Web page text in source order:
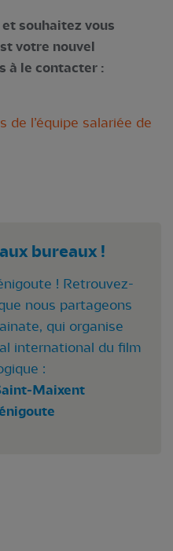
souhaitez vous
votre nouvel
à le contacter :
de l’équipe salariée de
bureaux !
! Retrouvez-
nous partageons
qui organise
international du film
:
Maixent